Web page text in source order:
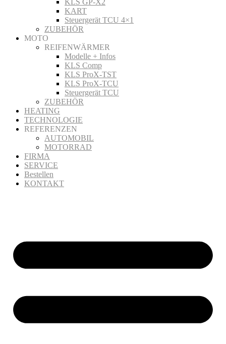
KLS GP-X2
KART
Steuergerät TCU 4×1
ZUBEHÖR
MOTO
REIFENWÄRMER
Modelle + Infos
KLS Comp
KLS ProX-TST
KLS ProX-TCU
Steuergerät TCU
ZUBEHÖR
HEATING
TECHNOLOGIE
REFERENZEN
AUTOMOBIL
MOTORRAD
FIRMA
SERVICE
Bestellen
KONTAKT